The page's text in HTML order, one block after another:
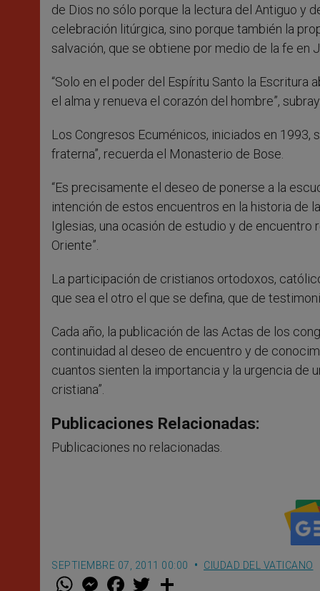
de Dios no sólo porque la lectura del Antiguo y
celebración litúrgica, sino porque también la
salvación, que se obtiene por medio de la fe en
“Solo en el poder del Espíritu Santo la
el alma y renueva el corazón del hombre”,
Los Congresos Ecuménicos, iniciados en 1993,
fraterna”, recuerda el Monasterio de Bose.
“Es precisamente el deseo de ponerse a la
intención de estos encuentros en la historia de
Iglesias, una ocasión de estudio y de
Oriente”.
La participación de cristianos ortodoxos,
que sea el otro el que se defina, que de
Cada año, la publicación de las Actas de los
continuidad al deseo de encuentro y de
cuantos sienten la importancia y la urgencia de
cristiana”.
Publicaciones Relacionadas:
Publicaciones no relacionadas.
SEPTIEMBRE 07, 2011 00:00 CIUDAD DEL VATICANO
W M F